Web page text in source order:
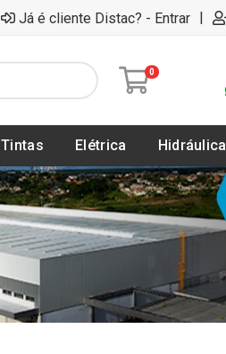
Já é cliente Distac? - Entrar |
0
Tintas Elétrica Hidráulica